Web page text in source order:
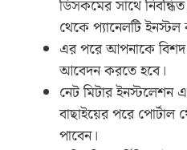
ডিসকমের সাথে
থেকে প্যানেলটি
এর পরে আপনাকে বিশদ
আবেদন করতে হবে।
নেট মিটার ইনস্টলেশন
বাছাইয়ের পরে পোর্টাল
পাবেন।